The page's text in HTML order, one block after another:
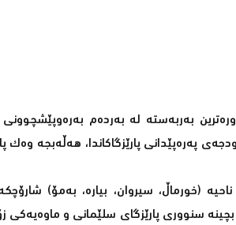
بەربەستە لە بەردەم
پەرەپێدانی پارێزگاکاندا، هەڵەبجە
(خورماڵ، سیروان، بیارە، بەمۆ)
سنووری پارێزگای سلێمانی و ماوەیەکی